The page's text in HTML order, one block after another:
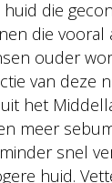
die
die vooral
ouder
van deze
het
meer
snel
huid.